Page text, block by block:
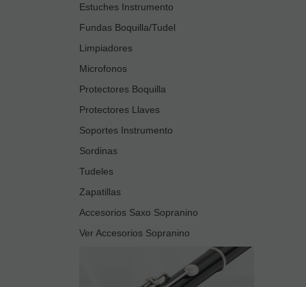
Estuches Instrumento
Fundas Boquilla/Tudel
Limpiadores
Microfonos
Protectores Boquilla
Protectores Llaves
Soportes Instrumento
Sordinas
Tudeles
Zapatillas
Accesorios Saxo Sopranino
Ver Accesorios Sopranino